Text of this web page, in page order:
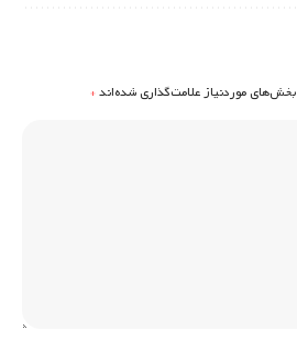
بخش‌های موردنیاز علامت‌گذاری شده‌اند*